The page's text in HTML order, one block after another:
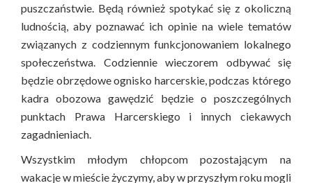
puszczaństwie. Będą również spotykać się z okoliczną
ludnością, aby poznawać ich opinie na wiele tematów
związanych z codziennym funkcjonowaniem lokalnego
społeczeństwa. Codziennie wieczorem odbywać się
będzie obrzędowe ognisko harcerskie, podczas którego
kadra obozowa gawędzić będzie o poszczególnych
punktach Prawa Harcerskiego i innych ciekawych
zagadnieniach.
Wszystkim młodym chłopcom pozostającym na
wakacje w mieście życzymy, aby w przyszłym roku mogli